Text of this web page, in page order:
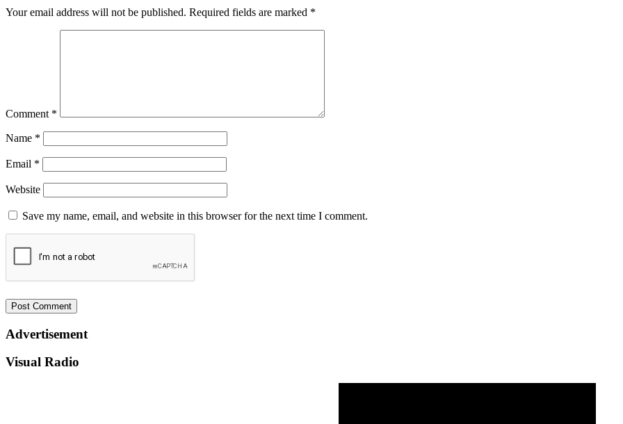
Your email address will not be published. Required fields are marked *
Comment *
Name *
Email *
Website
Save my name, email, and website in this browser for the next time I comment.
Advertisement
Visual Radio